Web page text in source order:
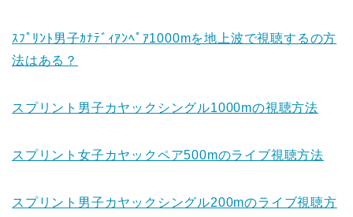
ｽﾌﾟﾘﾝﾄ男子ｶﾅﾃﾞｨｱﾝﾍﾟｱ1000mを地上波で視聴するの方
法はある？
スプリント男子カヤックシングル1000mの視聴方法
スプリント女子カヤックペア500mのライブ視聴方法
スプリント男子カヤックシングル200mのライブ視聴方